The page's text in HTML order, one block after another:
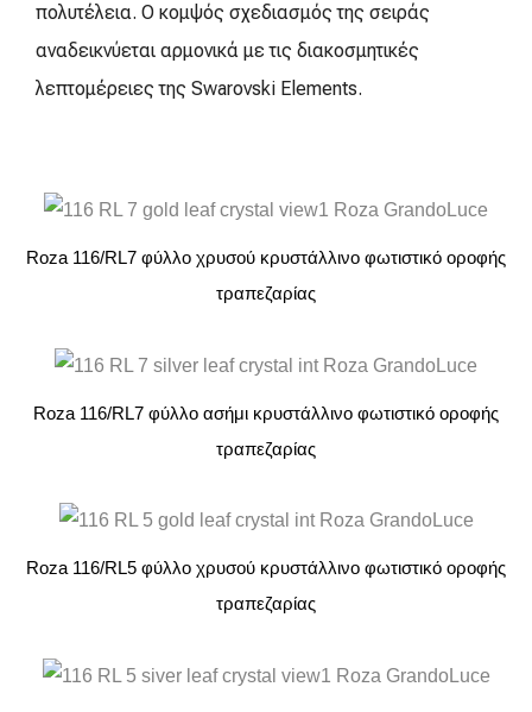
πολυτέλεια. Ο κομψός σχεδιασμός της σειράς
αναδεικνύεται αρμονικά με τις διακοσμητικές
λεπτομέρειες της Swarovski Elements.
Roza 116/RL7 φύλλο χρυσού κρυστάλλινο φωτιστικό οροφής
τραπεζαρίας
Roza 116/RL7 φύλλο ασήμι κρυστάλλινο φωτιστικό οροφής
τραπεζαρίας
Roza 116/RL5 φύλλο χρυσού κρυστάλλινο φωτιστικό οροφής
τραπεζαρίας